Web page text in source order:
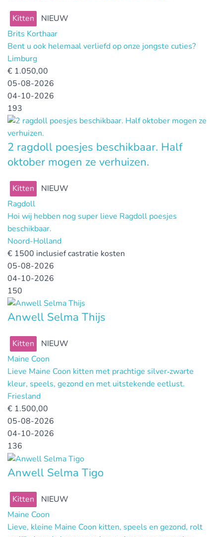
Kitten
NIEUW
Brits Korthaar
Bent u ook helemaal verliefd op onze jongste cuties?
Limburg
€ 1.050,00
05-08-2026
04-10-2026
193
2 ragdoll poesjes beschikbaar. Half
oktober mogen ze verhuizen.
Kitten
NIEUW
Ragdoll
Hoi wij hebben nog super lieve Ragdoll poesjes
beschikbaar.
Noord-Holland
€ 1500 inclusief castratie kosten
05-08-2026
04-10-2026
150
Anwell Selma Thijs
Kitten
NIEUW
Maine Coon
Lieve Maine Coon kitten met prachtige silver‑zwarte
kleur, speels, gezond en met uitstekende eetlust.
Friesland
€ 1.500,00
05-08-2026
04-10-2026
136
Anwell Selma Tigo
Kitten
NIEUW
Maine Coon
Lieve, kleine Maine Coon kitten, speels en gezond, rolt